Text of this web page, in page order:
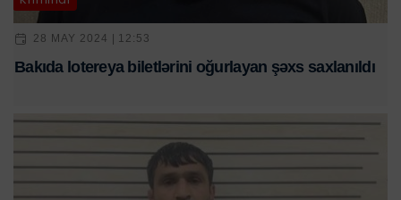
28 MAY 2024 | 12:53
Bakıda lotereya biletlərini oğurlayan şəxs saxlanıldı